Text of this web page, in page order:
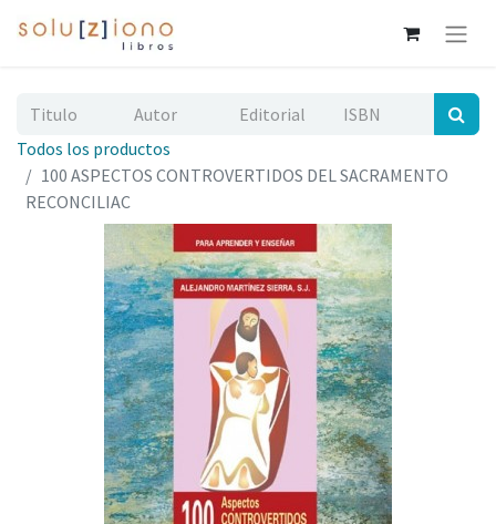
Todos los productos
100 ASPECTOS CONTROVERTIDOS DEL SACRAMENTO
RECONCILIAC